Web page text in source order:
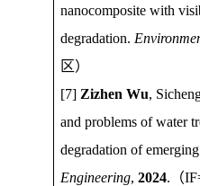
nanocomposite with
degradation.
区）
[7] Zizhen Wu,
and problems of water
degradation of
Engineering, 2024. （